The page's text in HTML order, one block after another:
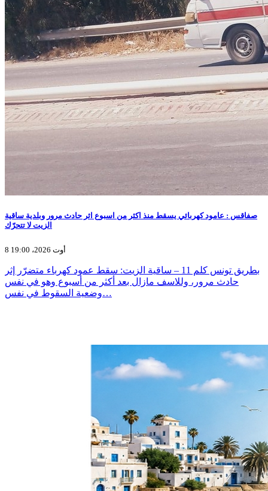
صفاقس : عامود كهربائي يسقط منذ اكثر من اسبوع اثر حادث مرور وبلدية ساقية
الزيت لا تتحرّك
8 أوت 2026، 19:00
بطريق تونس كلم 11 – ساقية الزيت: سقط عمود كهرباء متضرّر إثر
حادث مرور، وللاسف مازال بعد أكثر من أسبوع وهو في نفس
وضعية السقوط في نفس…